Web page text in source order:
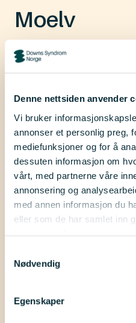
Denne nettsiden anvender
Vi bruker
annonser et personlig preg,
mediefunksjoner og for å
dessuten informasjon om
vårt, med partnerne våre
annonsering og
med annen informasjon du
eller som de har samlet inn
Nødvendig
Egenskaper
Moelv
Arrangement